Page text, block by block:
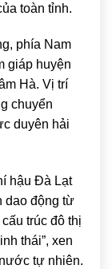
toàn tỉnh.
phía Nam
giáp huyện
Hà. Vị trí
chuyển
duyên hải
hậu Đà Lạt
dao động từ
trúc đô thị
thái”, xen
tự nhiên.